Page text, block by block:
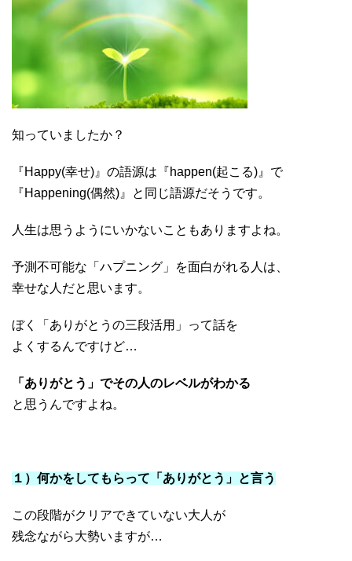
知っていましたか？
『Happy(幸せ)』の語源は『happen(起こる)』で
『Happening(偶然)』と同じ語源だそうです。
人生は思うようにいかないこともありますよね。
予測不可能な「ハプニング」を面白がれる人は、
幸せな人だと思います。
ぼく「ありがとうの三段活用」って話を
よくするんですけど…
「ありがとう」でその人のレベルがわかる
と思うんですよね。
１）何かをしてもらって「ありがとう」と言う
この段階がクリアできていない大人が
残念ながら大勢いますが…